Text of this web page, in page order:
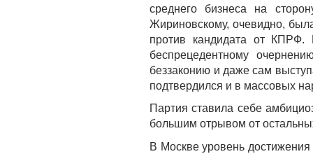
среднего бизнеса на
Жириновскому, очевидно,
против кандидата от
беспрецедентному
беззаконию и даже сам
подтвердился и в массовых
Партия ставила себе
большим отрывом от
В Москве уровень